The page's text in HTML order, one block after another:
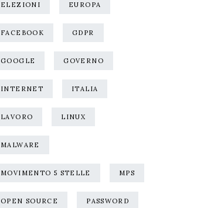
ELEZIONI EUROPA
FACEBOOK GDPR
GOOGLE GOVERNO
INTERNET ITALIA
LAVORO LINUX
MALWARE
MOVIMENTO 5 STELLE MPS
OPEN SOURCE PASSWORD